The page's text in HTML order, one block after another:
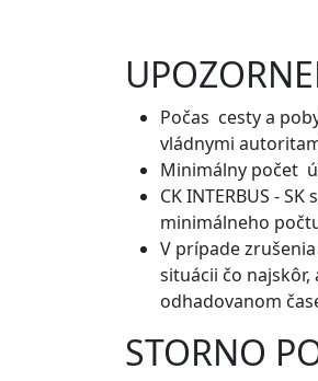
Počas cesty a
vládnymi
Minimálny počet
CK INTERBUS -
minimálneho
V prípade
situácii čo
odhadovanom
STORNO